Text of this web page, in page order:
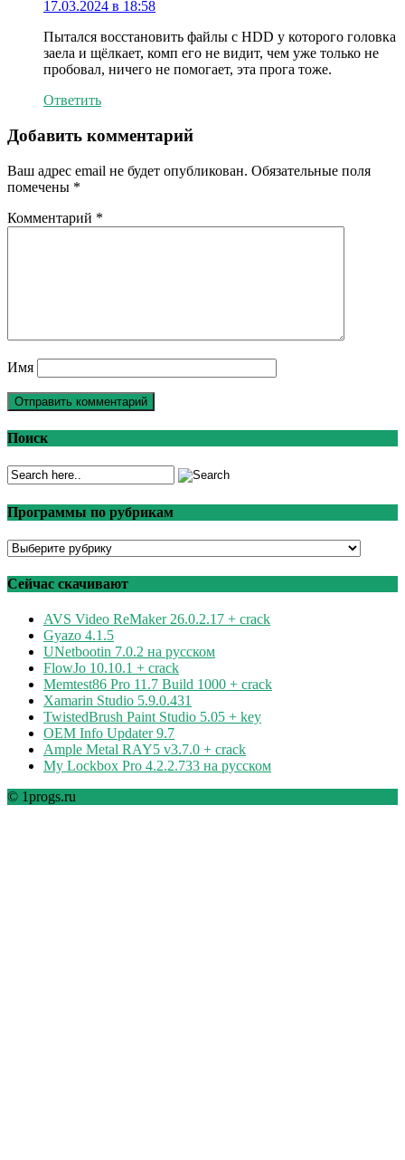
17.03.2024 в 18:58
Пытался восстановить файлы с HDD у которого головка
заела и щёлкает, комп его не видит, чем уже только не
пробовал, ничего не помогает, эта прога тоже.
Ответить
Добавить комментарий
Ваш адрес email не будет опубликован. Обязательные поля
помечены *
Комментарий *
Имя
Поиск
Программы по рубрикам
Программы
рубрикам
Сейчас скачивают
AVS Video ReMaker 26.0.2.17 + crack
Gyazo 4.1.5
UNetbootin 7.0.2 на русском
FlowJo 10.10.1 + crack
Memtest86 Pro 11.7 Build 1000 + crack
Xamarin Studio 5.9.0.431
TwistedBrush Paint Studio 5.05 + key
OEM Info Updater 9.7
Ample Metal RAY5 v3.7.0 + crack
My Lockbox Pro 4.2.2.733 на русском
© 1progs.ru